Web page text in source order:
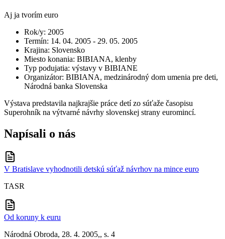
Aj ja tvorím euro
Rok/y: 2005
Termín: 14. 04. 2005 - 29. 05. 2005
Krajina: Slovensko
Miesto konania: BIBIANA, klenby
Typ podujatia: výstavy v BIBIANE
Organizátor: BIBIANA, medzinárodný dom umenia pre deti,
Národná banka Slovenska
Výstava predstavila najkrajšie práce detí zo súťaže časopisu
Superohník na výtvarné návrhy slovenskej strany euromincí.
Napísali o nás
V Bratislave vyhodnotili detskú súťaž návrhov na mince euro
TASR
Od koruny k euru
Národná Obroda, 28. 4. 2005,, s. 4